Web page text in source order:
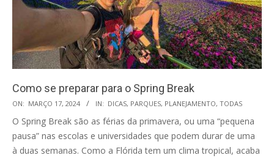
Como se preparar para o Spring Break
2024-
03-
17
ON: MARÇO 17, 2024 IN: DICAS, PARQUES, PLANEJAMENTO, TODAS
O Spring Break são as férias da primavera, ou uma “pequena
pausa” nas escolas e universidades que podem durar de uma
à duas semanas. Como a Flórida tem um clima tropical, acaba